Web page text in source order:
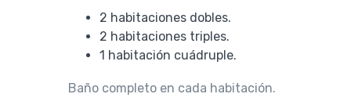
2 habitaciones dobles.
2 habitaciones triples.
1 habitación cuádruple.
Baño completo en cada habitación.